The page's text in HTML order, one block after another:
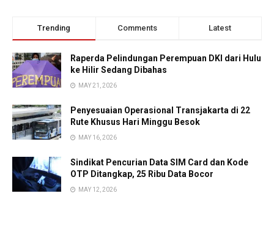
Trending Comments Latest
Raperda Pelindungan Perempuan DKI dari Hulu
ke Hilir Sedang Dibahas
MAY 21, 2026
Penyesuaian Operasional Transjakarta di 22
Rute Khusus Hari Minggu Besok
MAY 16, 2026
Sindikat Pencurian Data SIM Card dan Kode
OTP Ditangkap, 25 Ribu Data Bocor
MAY 12, 2026